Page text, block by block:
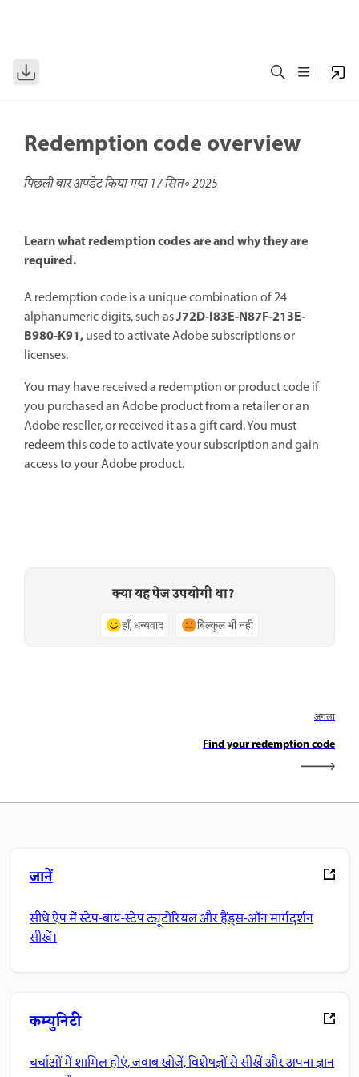
Redemption code overview
पिछली बार अपडेट किया गया17 सित॰ 2025
Learn what redemption codes are and why they are
required.
A redemption code is a unique combination of 24
alphanumeric digits,such asJ72D-I83E-N87F-213E-
B980-K91,usedto activate Adobe subscriptions or
licenses.
You may have received a redemption or product code if
you purchased an Adobe product from a retailer or an
Adobe reseller, or received it as a gift card. You must
redeem this code to activate your subscription and gain
access to your Adobe product.
क्या यह पेज उपयोगी था?
हाँ, धन्यवाद बिल्कुल भी नहीं
अगला
Find your redemption code
जानें
सीधे ऐप में स्टेप-बाय-स्टेप ट्यूटोरियल और हैंड्स-ऑन मार्गदर्शन
सीखें।
कम्युनिटी
चर्चाओं में शामिल होएं, जवाब खोजें, विशेषज्ञों से सीखें और अपना ज्ञान